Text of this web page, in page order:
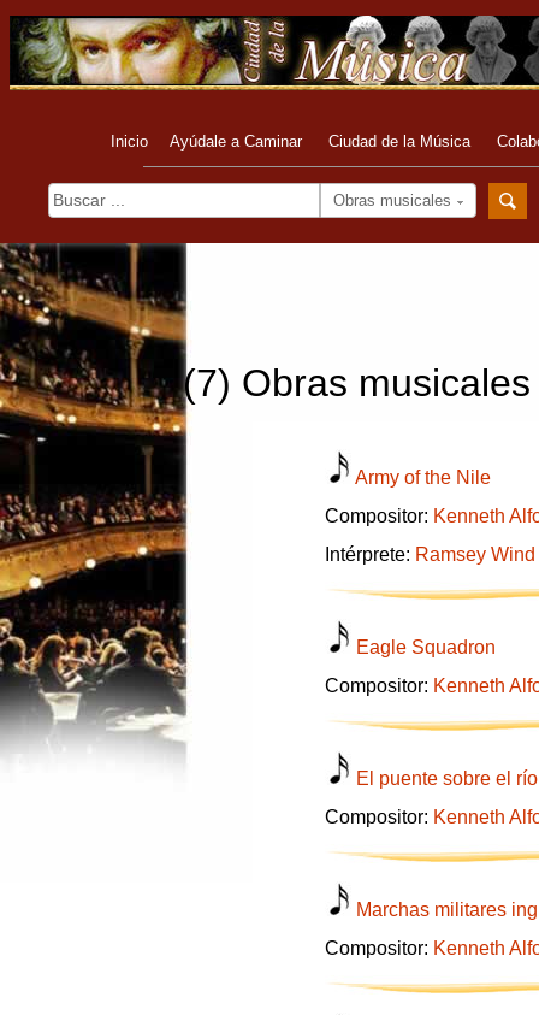
Inicio Ayúdale a Caminar Ciudad de la Música
Obras musicales
(7) Obras
Army of the Nile
Compositor: Kenneth
Intérprete: Ramsey
Eagle Squadron
Compositor: Kenneth
El puente sobre el
Compositor: Kenneth
Marchas militares
Compositor: Kenneth